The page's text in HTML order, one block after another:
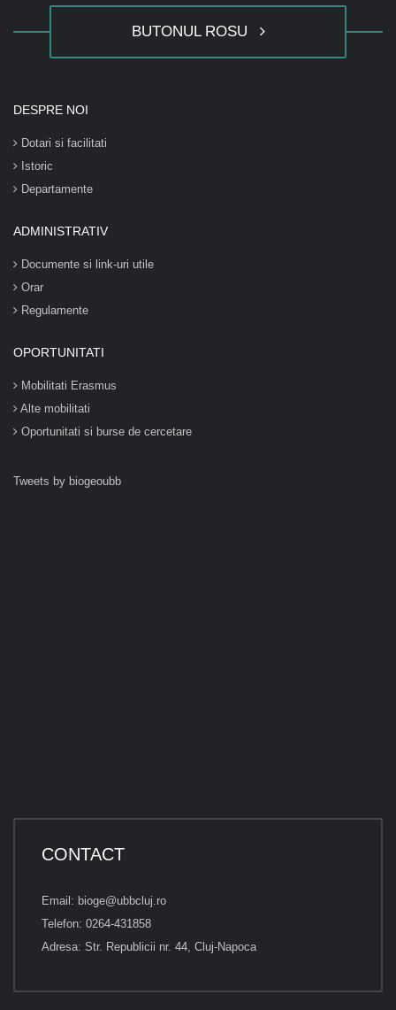
BUTONUL ROSU
DESPRE NOI
Dotari si facilitati
Istoric
Departamente
ADMINISTRATIV
Documente si link-uri utile
Orar
Regulamente
OPORTUNITATI
Mobilitati Erasmus
Alte mobilitati
Oportunitati si burse de cercetare
Tweets by biogeoubb
CONTACT
Email: bioge@ubbcluj.ro
Telefon: 0264-431858
Adresa: Str. Republicii nr. 44, Cluj-Napoca